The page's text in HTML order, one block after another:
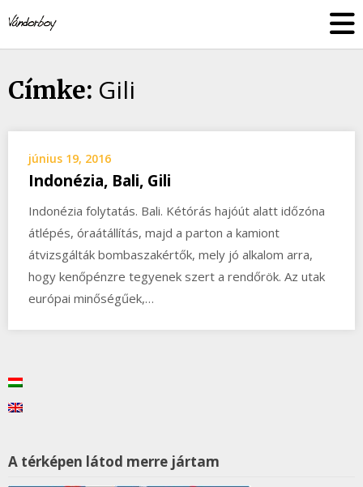
to
content
Címke: Gili
június 19, 2016
Indonézia, Bali, Gili
Indonézia folytatás. Bali. Kétórás hajóút alatt időzóna
átlépés, óraátállítás, majd a parton a kamiont
átvizsgálták bombaszakértők, mely jó alkalom arra,
hogy kenőpénzre tegyenek szert a rendőrök. Az utak
európai minőségűek,…
A térképen látod merre jártam